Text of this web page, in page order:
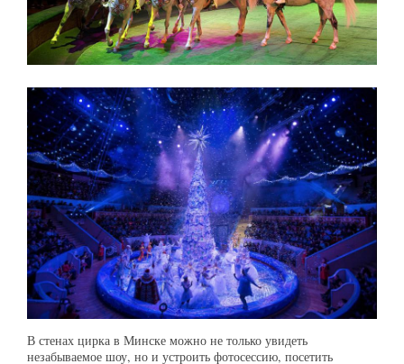
В стенах цирка в Минске можно не только увидеть
незабываемое шоу, но и устроить фотосессию, посетить